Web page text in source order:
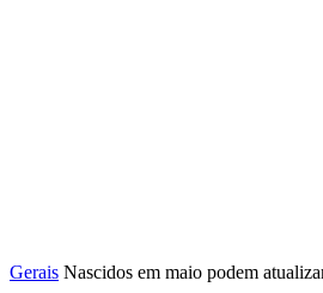
Gerais Nascidos em maio podem